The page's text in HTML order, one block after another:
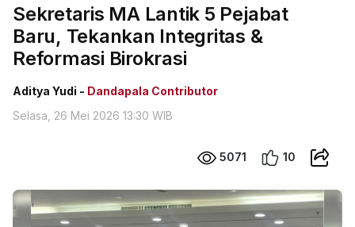
Sekretaris MA Lantik 5 Pejabat
Baru, Tekankan Integritas &
Reformasi Birokrasi
Aditya Yudi - Dandapala Contributor
Selasa, 26 Mei 2026 13:30 WIB
5071 10